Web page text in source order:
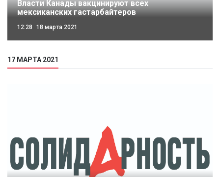
Власти Канады вакцинируют всех
мексиканских гастарбайтеров
12:28 18 марта 2021
17 МАРТА 2021